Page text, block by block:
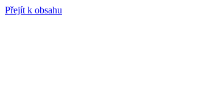
Přejít k obsahu